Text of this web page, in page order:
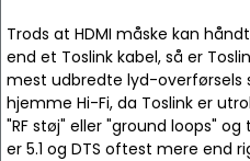
Trods at HDMI måske kan
end et Toslink kabel, så er
mest udbredte lyd-overførsels
hjemme Hi-Fi, da Toslink er
"RF støj" eller "ground loops"
er 5.1 og DTS oftest mere end